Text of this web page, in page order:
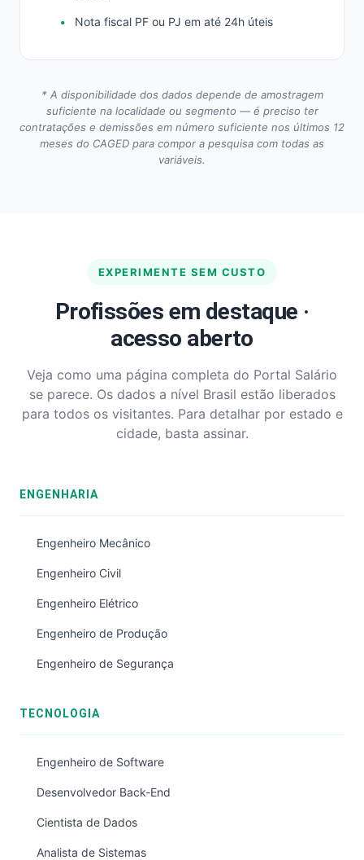
Nota fiscal PF ou PJ em até 24h úteis
* A disponibilidade dos dados depende de amostragem
suficiente na localidade ou segmento — é preciso ter
contratações e demissões em número suficiente nos últimos 12
meses do CAGED para compor a pesquisa com todas as
variáveis.
EXPERIMENTE SEM CUSTO
Profissões em destaque ·
acesso aberto
Veja como uma página completa do Portal Salário
se parece. Os dados a nível Brasil estão liberados
para todos os visitantes. Para detalhar por estado e
cidade, basta assinar.
ENGENHARIA
Engenheiro Mecânico
Engenheiro Civil
Engenheiro Elétrico
Engenheiro de Produção
Engenheiro de Segurança
TECNOLOGIA
Engenheiro de Software
Desenvolvedor Back-End
Cientista de Dados
Analista de Sistemas